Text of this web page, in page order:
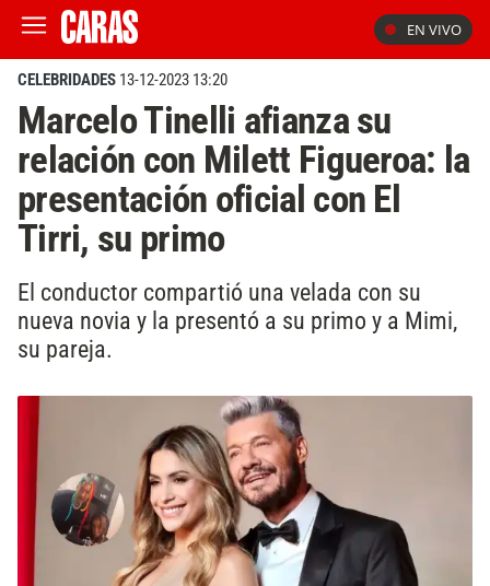
EN VIVO
CELEBRIDADES 13-12-2023 13:20
Marcelo Tinelli afianza su
relación con Milett Figueroa: la
presentación oficial con El
Tirri, su primo
El conductor compartió una velada con su
nueva novia y la presentó a su primo y a Mimi,
su pareja.